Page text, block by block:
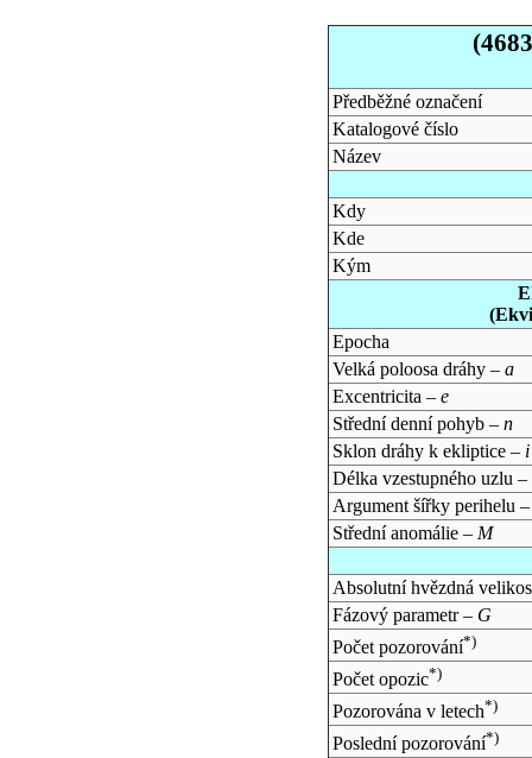
Předběžné označení
Katalogové číslo
Název
Kdy
Kde
Kým
Epocha
Velká poloosa dráhy – a
Excentricita – e
Střední denní pohyb – n
Sklon dráhy k ekliptice – i
Délka vzestupného uzlu –
Argument šířky perihelu
Střední anomálie – M
Absolutní hvězdná
Fázový parametr – G
Počet pozorování*)
Počet opozic*)
Pozorována v letech*)
Poslední pozorování*)